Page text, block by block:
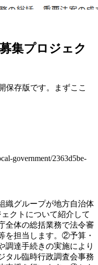
集プロジェク
保存版です。まずここ
government/2363d5be-
織グループが地方自治体
クトについて紹介して
全体の総括業務で法令審
を担当します。②予算・
調達手続きの実施により
タル臨時行政調査会事務